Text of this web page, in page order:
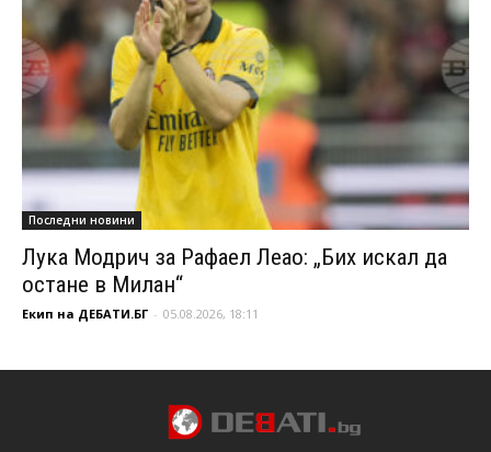
Последни новини
Лука Модрич за Рафаел Леао: „Бих искал да
остане в Милан“
Екип на ДЕБАТИ.БГ - 05.08.2026, 18:11